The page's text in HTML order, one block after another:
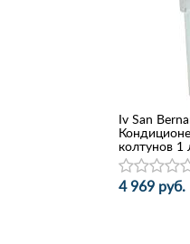
Iv San
колтунов 1
4 969 руб.